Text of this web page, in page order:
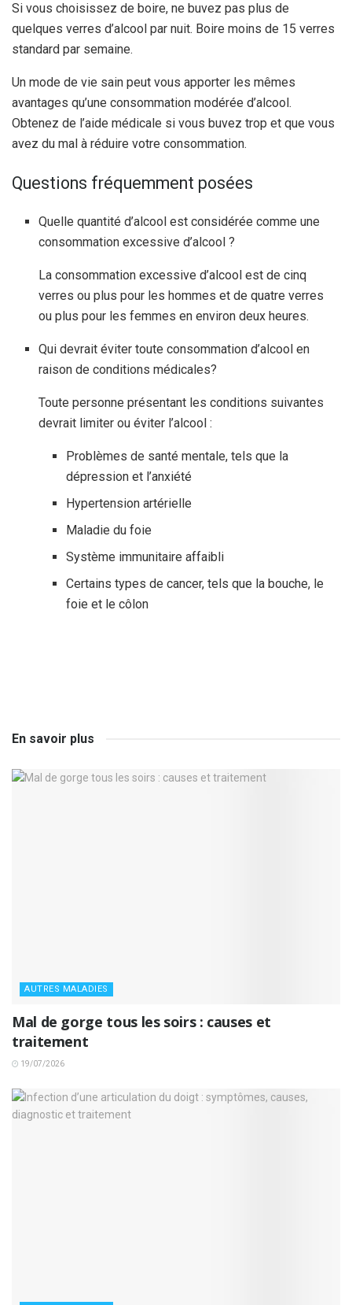
Si vous choisissez de boire, ne buvez pas plus de
quelques verres d’alcool par nuit. Boire moins de 15 verres
standard par semaine.
Un mode de vie sain peut vous apporter les mêmes
avantages qu’une consommation modérée d’alcool.
Obtenez de l’aide médicale si vous buvez trop et que vous
avez du mal à réduire votre consommation.
Questions fréquemment posées
Quelle quantité d’alcool est considérée comme une
consommation excessive d’alcool ?
La consommation excessive d’alcool est de cinq
verres ou plus pour les hommes et de quatre verres
ou plus pour les femmes en environ deux heures.
Qui devrait éviter toute consommation d’alcool en
raison de conditions médicales?
Toute personne présentant les conditions suivantes
devrait limiter ou éviter l’alcool :
Problèmes de santé mentale, tels que la
dépression et l’anxiété
Hypertension artérielle
Maladie du foie
Système immunitaire affaibli
Certains types de cancer, tels que la bouche, le
foie et le côlon
En savoir plus
AUTRES MALADIES
Mal de gorge tous les soirs : causes et
traitement
19/07/2026